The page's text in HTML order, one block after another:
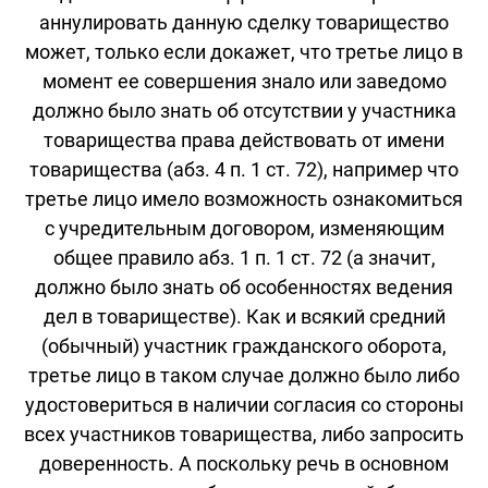
аннулировать данную сделку товарищество
может, только если докажет, что третье лицо в
момент ее совершения знало или заведомо
должно было знать об отсутствии у участника
товарищества права действовать от имени
товарищества (абз. 4 п. 1 ст. 72), например что
третье лицо имело возможность ознакомиться
с учредительным договором, изменяющим
общее правило абз. 1 п. 1 ст. 72 (а значит,
должно было знать об особенностях ведения
дел в товариществе). Как и всякий средний
(обычный) участник гражданского оборота,
третье лицо в таком случае должно было либо
удостовериться в наличии согласия со стороны
всех участников товарищества, либо запросить
доверенность. А поскольку речь в основном